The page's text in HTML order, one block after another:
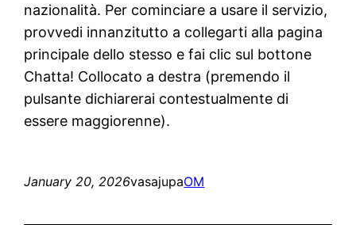
nazionalità. Per cominciare a usare il servizio,
provvedi innanzitutto a collegarti alla pagina
principale dello stesso e fai clic sul bottone
Chatta! Collocato a destra (premendo il
pulsante dichiarerai contestualmente di
essere maggiorenne).
January 20, 2026vasajupaOM